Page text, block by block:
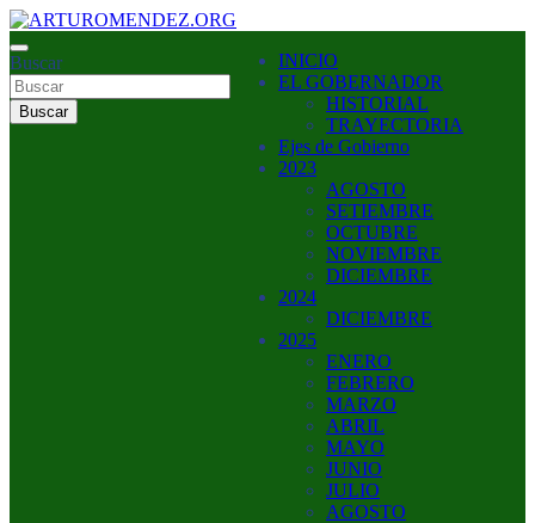
Saltar
al
contenido
ARTUROMENDEZ.ORG
ARTURO MENDEZ GOBERNADOR 2023
Buscar
Buscar
INICIO
EL GOBERNADOR
HISTORIAL
TRAYECTORIA
Ejes de Gobierno
2023
AGOSTO
SETIEMBRE
OCTUBRE
NOVIEMBRE
DICIEMBRE
2024
DICIEMBRE
2025
ENERO
FEBRERO
MARZO
ABRIL
MAYO
JUNIO
JULIO
AGOSTO